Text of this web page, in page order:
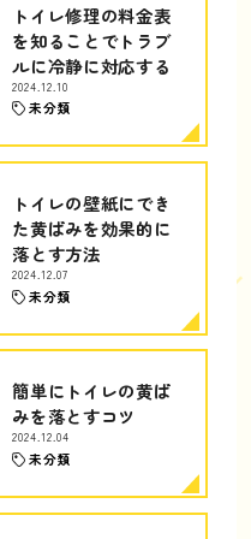
トイレ修理の料金表
を知ることでトラブ
ルに冷静に対応する
2024.12.10
未分類
トイレの壁紙にでき
た黄ばみを効果的に
落とす方法
2024.12.07
未分類
簡単にトイレの黄ば
みを落とすコツ
2024.12.04
未分類